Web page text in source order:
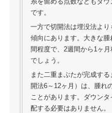
糸を留める点数などもダ
です。
一方で切開法は埋没法よ
傾向にあります。大きな
間程度で、2週間から1ヶ
でしょう。
また二重まぶたが完成す
開法6～12ヶ月）は、腫れ
ことがあります。ダウン
配する必要はありません。